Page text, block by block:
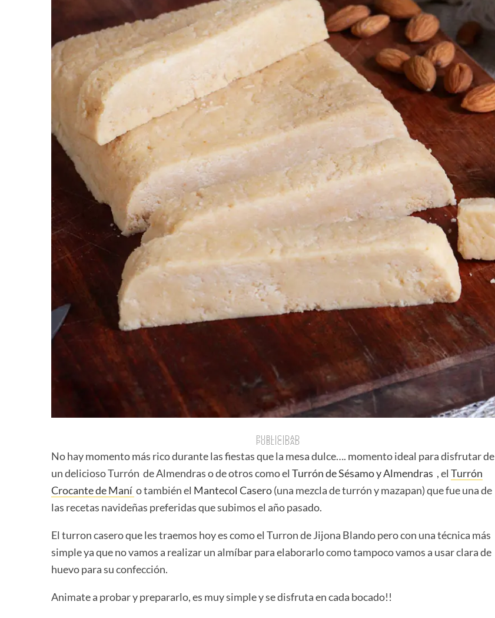
PUBLICIDAD
PUBLICIDAD
No hay momento más rico durante las fiestas que la mesa dulce…. momento ideal para disfrutar de
un delicioso Turrón de Almendras o de otros como el Turrón de Sésamo y Almendras , el Turrón
Crocante de Maní otambién el Mantecol Casero(una mezcla de turrón y mazapan) que fue una de
las recetas navideñas preferidas que subimos el año pasado.
El turron casero que les traemos hoy es como el Turron de Jijona Blando pero con una técnica más
simple ya que no vamos a realizar un almíbar para elaborarlo como tampoco vamos a usar clara de
huevo para su confección.
Animate a probar y prepararlo, es muy simple y se disfruta en cada bocado!!